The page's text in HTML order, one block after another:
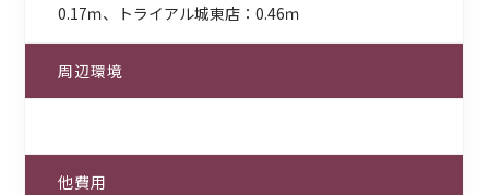
0.17ｍ、トライアル城東店：0.46ｍ
周辺環境
他費用